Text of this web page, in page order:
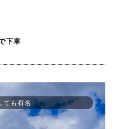
下車
ても有名